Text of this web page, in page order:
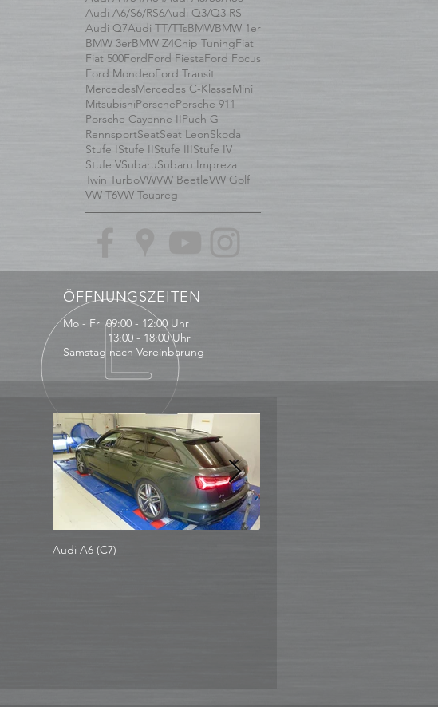
Audi A6/S6/RS6Audi Q3/Q3 RS
Audi Q7Audi TT/TTsBMWBMW 1er
BMW 3erBMW Z4Chip TuningFiat
Fiat 500FordFord FiestaFord Focus
Ford MondeoFord Transit
MercedesMercedes C-KlasseMini
MitsubishiPorschePorsche 911
Porsche Cayenne IIPuch G
RennsportSeatSeat LeonSkoda
Stufe IStufe IIStufe IIIStufe IV
Stufe VSubaruSubaru Impreza
Twin TurboVWVW BeetleVW Golf
VW T6VW Touareg
ÖFFNUNGSZEITEN
Mo - Fr 09:00 - 12:00 Uhr
13:00 - 18:00 Uhr
Samstag nach Vereinbarung
Audi A6 (C7)